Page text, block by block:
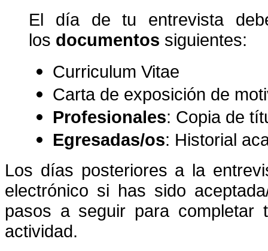
El día de tu entrevista
los documentos siguientes:
Curriculum Vitae
Carta de exposición de
Profesionales: Copia de
Egresadas/os: Historial
Los días posteriores a la
electrónico si has sido
pasos a seguir para completar
actividad.